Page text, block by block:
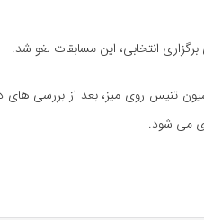
تنیس روی میز، بعد از بررسی های
می شود.